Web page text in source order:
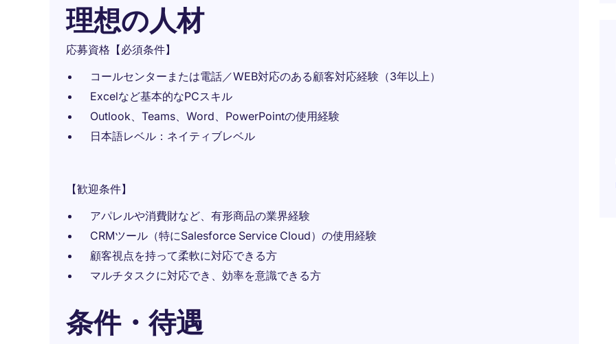
理想の人材
応募資格【必須条件】
コールセンターまたは電話／WEB対応のある顧客対応経験（3年以上）
Excelなど基本的なPCスキル
Outlook、Teams、Word、PowerPointの使用経験
日本語レベル：ネイティブレベル
【歓迎条件】
アパレルや消費財など、有形商品の業界経験
CRMツール（特にSalesforce Service Cloud）の使用経験
顧客視点を持って柔軟に対応できる方
マルチタスクに対応でき、効率を意識できる方
条件・待遇